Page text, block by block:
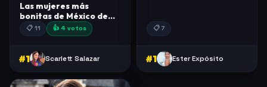
Las mujeres más
bonitas de México de
2026
📋 11 👍 4 votos
#1 Scarlett Salazar
📋 7
#1 Ester Expósito